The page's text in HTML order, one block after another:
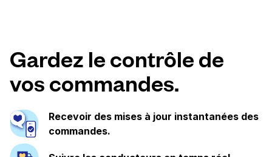
Gardez le contrôle de
vos commandes.
Recevoir des mises à jour instantanées des
commandes.